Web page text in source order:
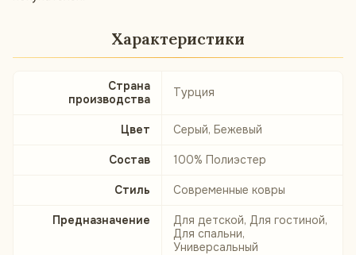
Характеристики
Страна
производства
Турция
Цвет Серый, Бежевый
Состав 100% Полиэстер
Стиль Современные ковры
Предназначение
Для детской, Для гостиной,
Для спальни,
Универсальный